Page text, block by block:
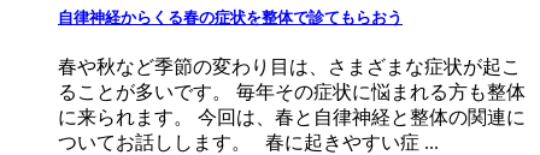
自律神経からくる春の症状を整体で診てもらおう
春や秋など季節の変わり目は、さまざまな症状が起こ
ることが多いです。 毎年その症状に悩まれる方も整体
に来られます。 今回は、春と自律神経と整体の関連に
ついてお話しします。 春に起きやすい症 ...